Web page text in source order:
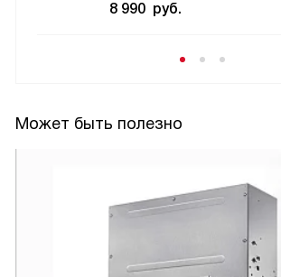
8 990 руб.
Может быть полезно